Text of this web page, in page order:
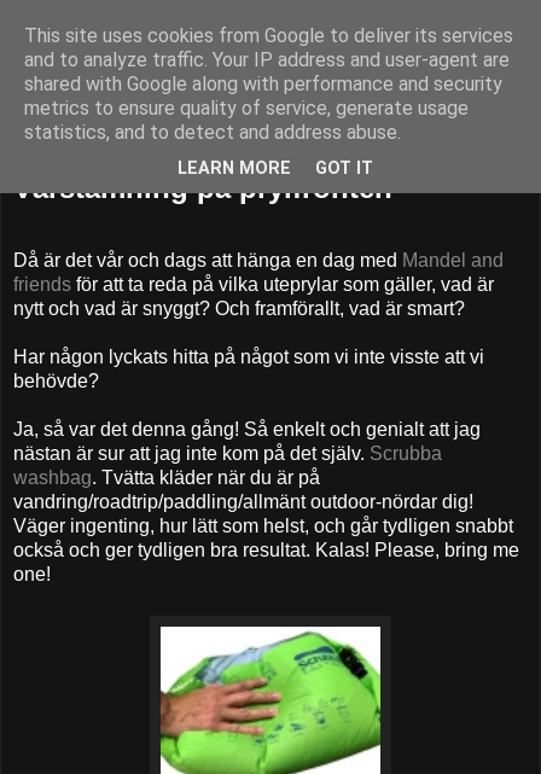
52adventures
Vårstämning på prylfronten
Då är det vår och dags att hänga en dag med Mandel and
friends för att ta reda på vilka uteprylar som gäller, vad är
nytt och vad är snyggt? Och framförallt, vad är smart?
Har någon lyckats hitta på något som vi inte visste att vi
behövde?
Ja, så var det denna gång! Så enkelt och genialt att jag
nästan är sur att jag inte kom på det själv. Scrubba
washbag. Tvätta kläder när du är på
vandring/roadtrip/paddling/allmänt outdoor-nördar dig!
Väger ingenting, hur lätt som helst, och går tydligen snabbt
också och ger tydligen bra resultat. Kalas! Please, bring me
one!
This site uses cookies from Google to deliver its services
and to analyze traffic. Your IP address and user-agent are
shared with Google along with performance and security
metrics to ensure quality of service, generate usage
statistics, and to detect and address abuse.
LEARN MORE GOT IT